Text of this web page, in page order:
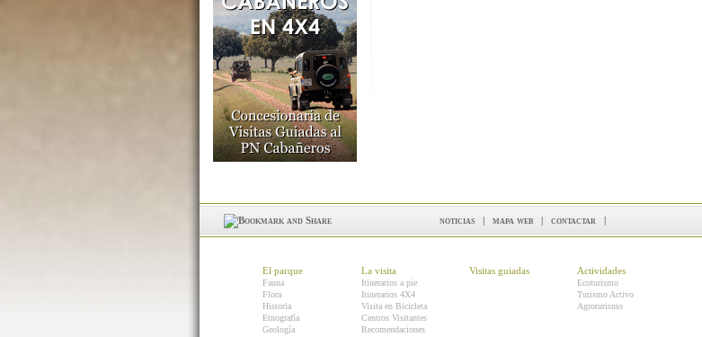
noticias | mapa web | contactar |
El parque
Fauna
Flora
Historia
Etnografía
Geología
La visita
Itinerarios a pie
Itinerarios 4X4
Visita en Bicicleta
Centros Visitantes
Recomendaciones
Visitas guiadas Actividades
Ecoturismo
Turismo Activo
Agroturismo